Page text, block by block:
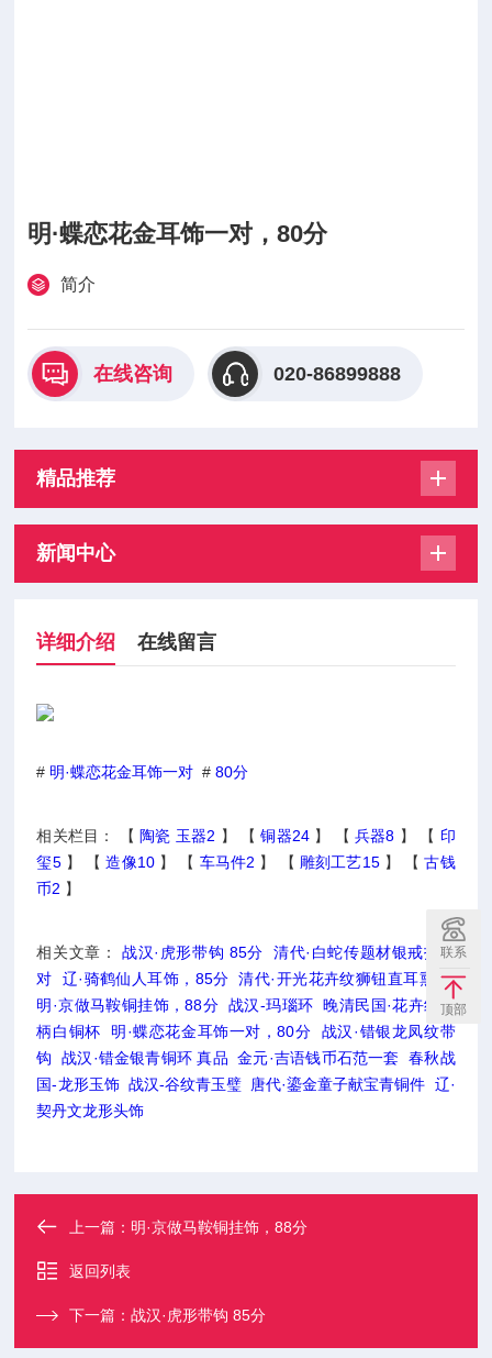
明·蝶恋花金耳饰一对，80分
简介
在线咨询 020-86899888
精品推荐
新闻中心
详细介绍 在线留言
# 明·蝶恋花金耳饰一对 #80分
相关栏目： 【 陶瓷 玉器2 】 【 铜器24 】 【 兵器8 】 【 印
玺5 】 【 造像10 】 【 车马件2 】 【 雕刻工艺15 】 【 古钱
币2 】
相关文章： 战汉·虎形带钩 85分
清代·白蛇传题材银戒指一
对
辽·骑鹤仙人耳饰，85分 清代·开光花卉纹狮钮直耳熏炉
明·京做马鞍铜挂饰，88分 战汉-玛瑙环 晚清民国·花卉纹龙
柄白铜杯
明·蝶恋花金耳饰一对，80分
战汉·错银龙凤纹带
钩
战汉·错金银青铜环 真品 金元·吉语钱币石范一套
春秋战
国-龙形玉饰 战汉-谷纹青玉璧 唐代·鎏金童子献宝青铜件 辽·
契丹文龙形头饰
上一篇： 明·京做马鞍铜挂饰，88分
返回列表
下一篇：战汉·虎形带钩 85分
联系
顶部